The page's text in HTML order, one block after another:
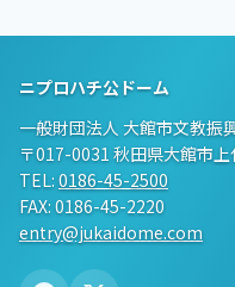
ニプロハチ公ドーム
一般財団法人 大館市文教振
〒017-0031 秋田県大館市
TEL: 0186-45-2500
FAX: 0186-45-2220
entry@jukaidome.com